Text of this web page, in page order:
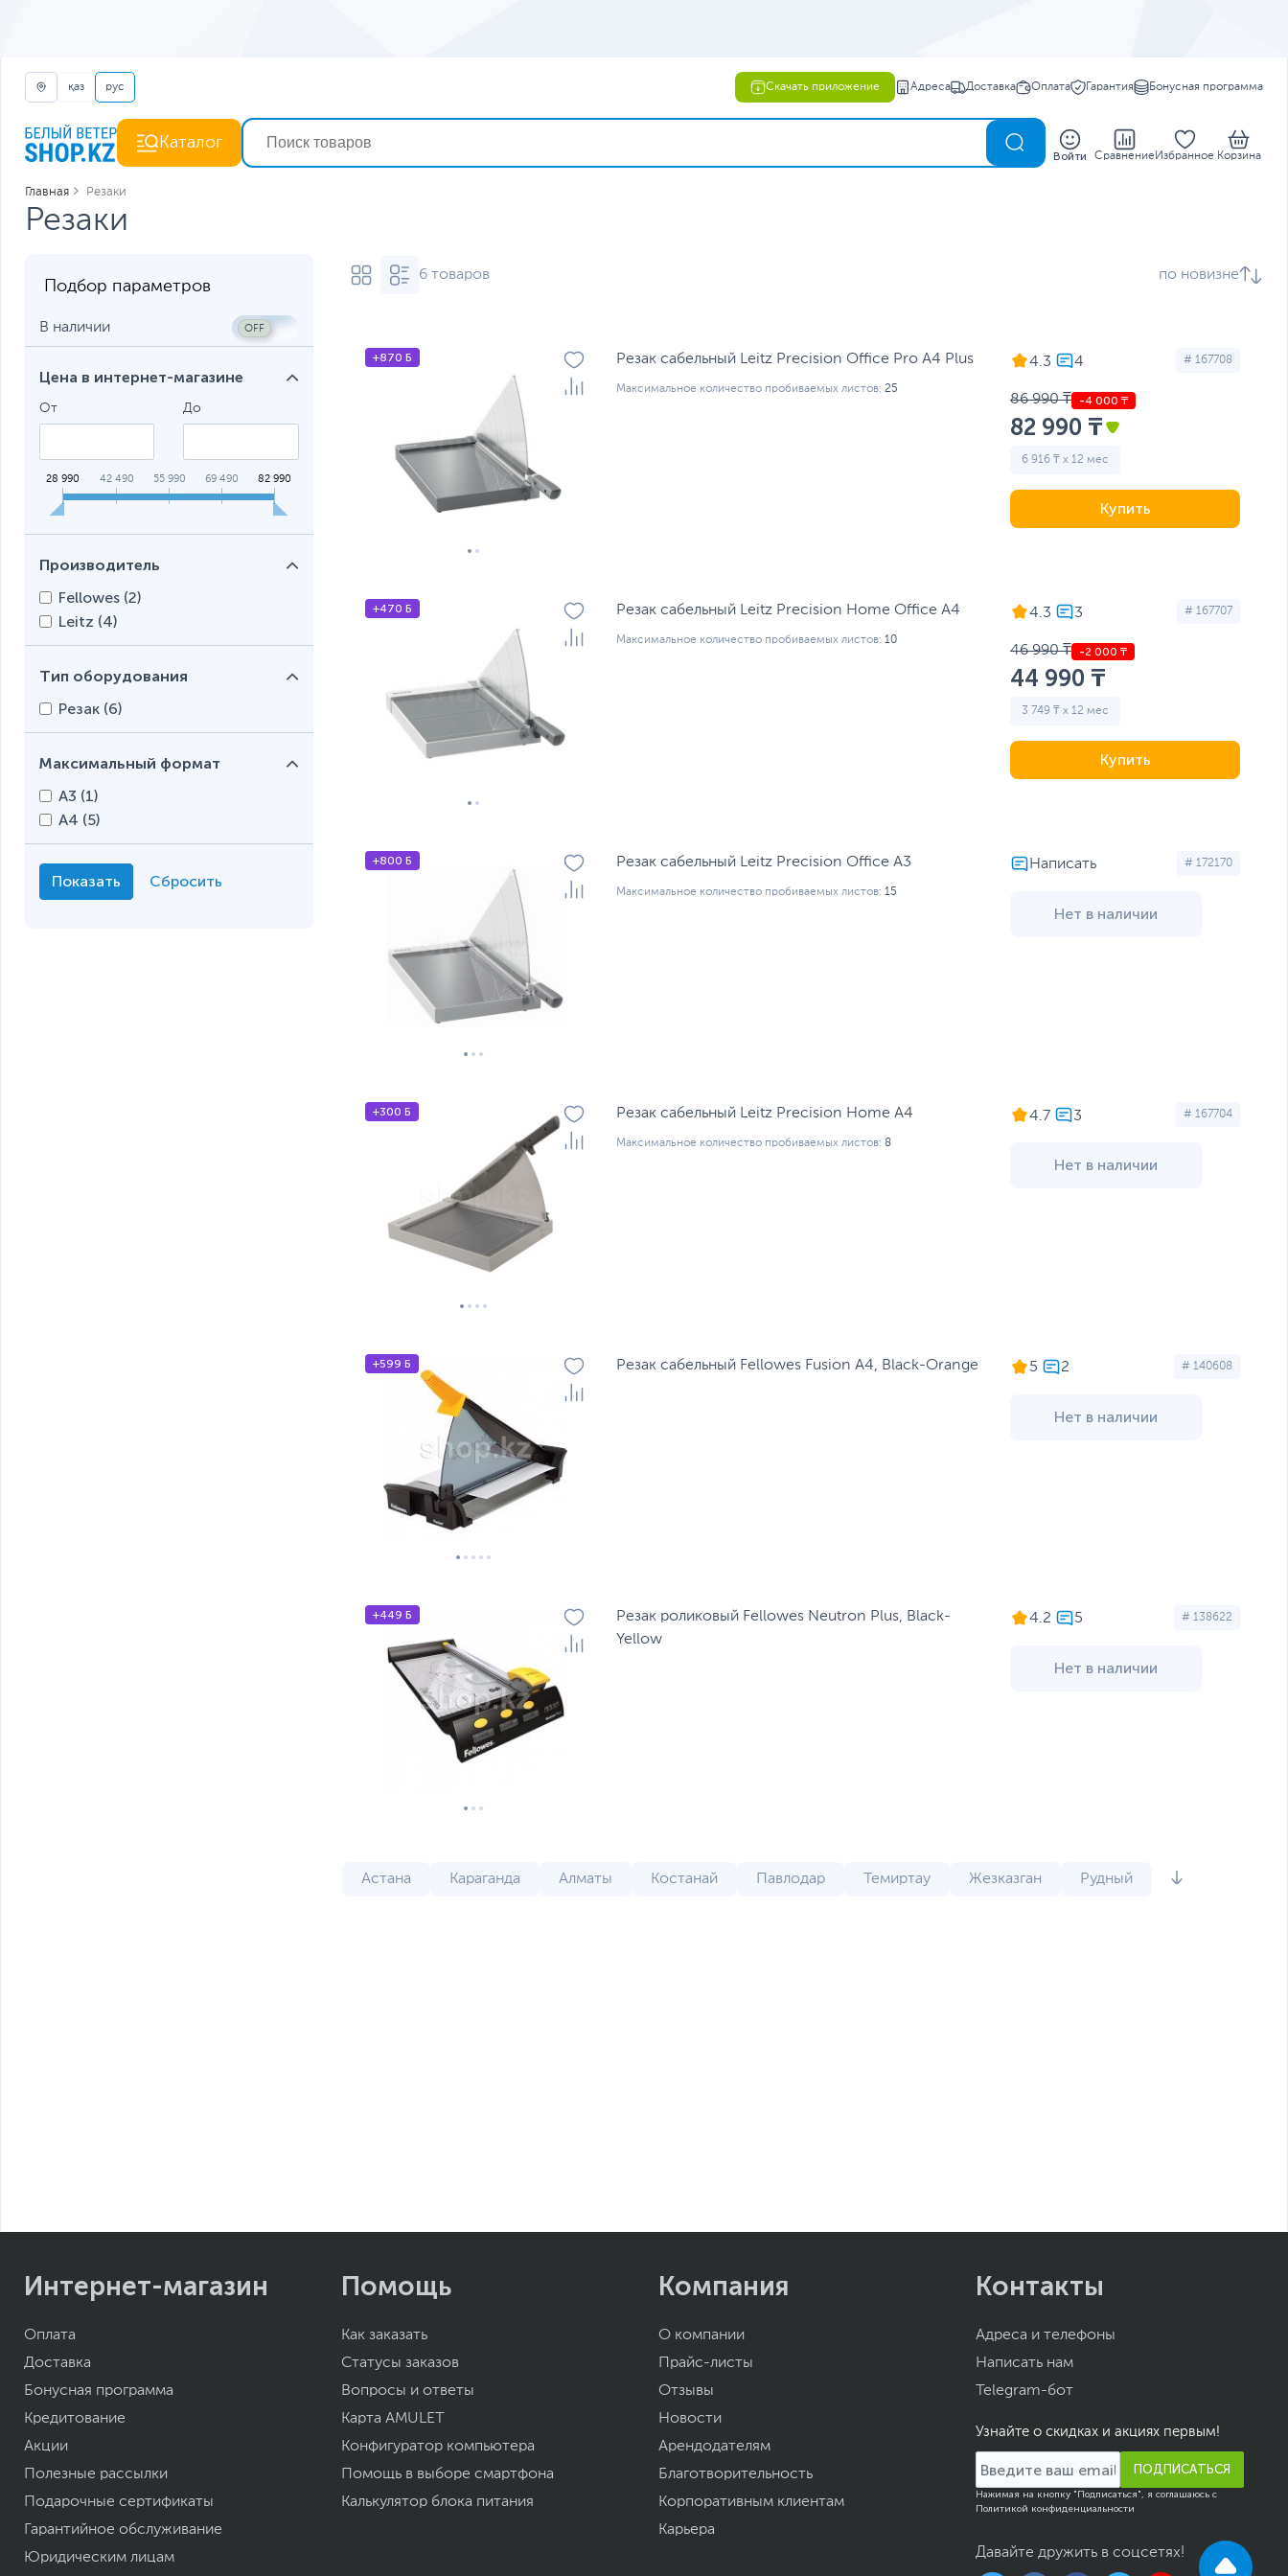
қаз рус Скачать приложение Адреса Доставка Оплата Гарантия Бонусная программа
Каталог
Войти Сравнение Избранное Корзина
Главная Резаки
Резаки
Подбор параметров
В наличии
Цена в интернет-магазине
От До
28 990 42 490 55 990 69 490 82 990
Производитель
Fellowes (2)
Leitz (4)
Тип оборудования
Резак (6)
Максимальный формат
А3 (1)
А4 (5)
6 товаров по новизне
+870 Б Резак сабельный Leitz Precision Office Pro A4 Plus
Максимальное количество пробиваемых листов: 25
4.3 # 167708
86 990 ₸
82 990 ₸
6 916 ₸ x 12 мес
Купить
+470 Б Резак сабельный Leitz Precision Home Office A4
Максимальное количество пробиваемых листов: 10
4.3 # 167707
46 990 ₸
44 990 ₸
3 749 ₸ x 12 мес
Купить
+800 Б Резак сабельный Leitz Precision Office A3
Максимальное количество пробиваемых листов: 15
# 172170
Нет в наличии
+300 Б Резак сабельный Leitz Precision Home A4
Максимальное количество пробиваемых листов: 8
4.7 # 167704
Нет в наличии
+599 Б Резак сабельный Fellowes Fusion A4, Black-Orange 5 # 140608
Нет в наличии
+449 Б
Резак роликовый Fellowes Neutron Plus, Black-
Yellow
4.2 # 138622
Нет в наличии
Астана Караганда Алматы Костанай Павлодар Темиртау Жезказган Рудный
Интернет-магазин
Оплата
Доставка
Бонусная программа
Кредитование
Акции
Полезные рассылки
Подарочные сертификаты
Гарантийное обслуживание
Юридическим лицам
Помощь
Как заказать
Статусы заказов
Вопросы и ответы
Карта AMULET
Конфигуратор компьютера
Помощь в выборе смартфона
Калькулятор блока питания
Компания
О компании
Прайс-листы
Отзывы
Новости
Арендодателям
Благотворительность
Корпоративным клиентам
Карьера
Контакты
Адреса и телефоны
Написать нам
Telegram-бот
Узнайте о скидках и акциях первым!
ПОДПИСАТЬСЯ
Нажимая на кнопку "Подписаться", я соглашаюсь с
Политикой конфиденциальности
Давайте дружить в соцсетях!